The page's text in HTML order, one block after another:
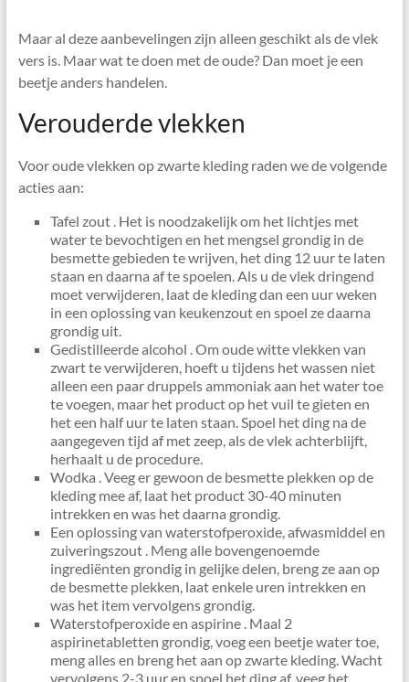
Maar al deze aanbevelingen zijn alleen geschikt als de vlek
vers is. Maar wat te doen met de oude? Dan moet je een
beetje anders handelen.
Verouderde vlekken
Voor oude vlekken op zwarte kleding raden we de volgende
acties aan:
Tafel zout . Het is noodzakelijk om het lichtjes met
water te bevochtigen en het mengsel grondig in de
besmette gebieden te wrijven, het ding 12 uur te laten
staan ​​en daarna af te spoelen. Als u de vlek dringend
moet verwijderen, laat de kleding dan een uur weken
in een oplossing van keukenzout en spoel ze daarna
grondig uit.
Gedistilleerde alcohol . Om oude witte vlekken van
zwart te verwijderen, hoeft u tijdens het wassen niet
alleen een paar druppels ammoniak aan het water toe
te voegen, maar het product op het vuil te gieten en
het een half uur te laten staan. Spoel het ding na de
aangegeven tijd af met zeep, als de vlek achterblijft,
herhaalt u de procedure.
Wodka . Veeg er gewoon de besmette plekken op de
kleding mee af, laat het product 30-40 minuten
intrekken en was het daarna grondig.
Een oplossing van waterstofperoxide, afwasmiddel en
zuiveringszout . Meng alle bovengenoemde
ingrediënten grondig in gelijke delen, breng ze aan op
de besmette plekken, laat enkele uren intrekken en
was het item vervolgens grondig.
Waterstofperoxide en aspirine . Maal 2
aspirinetabletten grondig, voeg een beetje water toe,
meng alles en breng het aan op zwarte kleding. Wacht
vervolgens 2-3 uur en spoel het ding af, veeg het